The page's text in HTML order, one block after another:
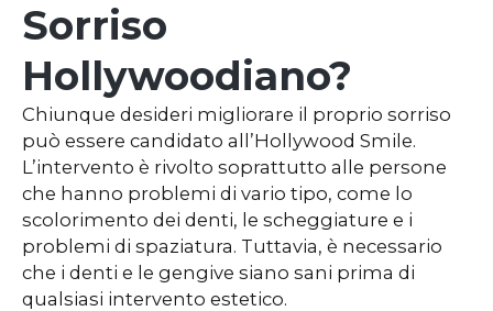
Sorriso
Hollywoodiano?
Chiunque desideri migliorare il proprio sorriso
può essere candidato all’Hollywood Smile.
L’intervento è rivolto soprattutto alle persone
che hanno problemi di vario tipo, come lo
scolorimento dei denti, le scheggiature e i
problemi di spaziatura. Tuttavia, è necessario
che i denti e le gengive siano sani prima di
qualsiasi intervento estetico.